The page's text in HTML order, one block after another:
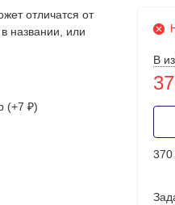
отличатся от
названии, или
(+7 ₽)
В
370